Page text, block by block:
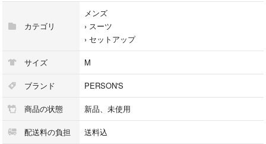
さらに，スラックスには【シロセットエコ】形状記憶プリーツ加工が施さ
れており，プリーツラインが崩れにくく，美しいシルエットをキープして
くれます。
春夏〜盛夏シーズンにおすすめの，高機能サマースーツです。
【ジャケット仕様】 2ボタン1掛け 背抜き仕立て センターベント 袖額縁
仕立て
【スラックス仕様】 ノータック
※裾は未仕立てです。ご希望の股下サイズ・仕上げ方法をご連絡いただけ
カテゴリ
メンズ
› スーツ
› セットアップ
サイズ M
ブランド PERSON'S
商品の状態 新品、未使用
配送料の負担 送料込